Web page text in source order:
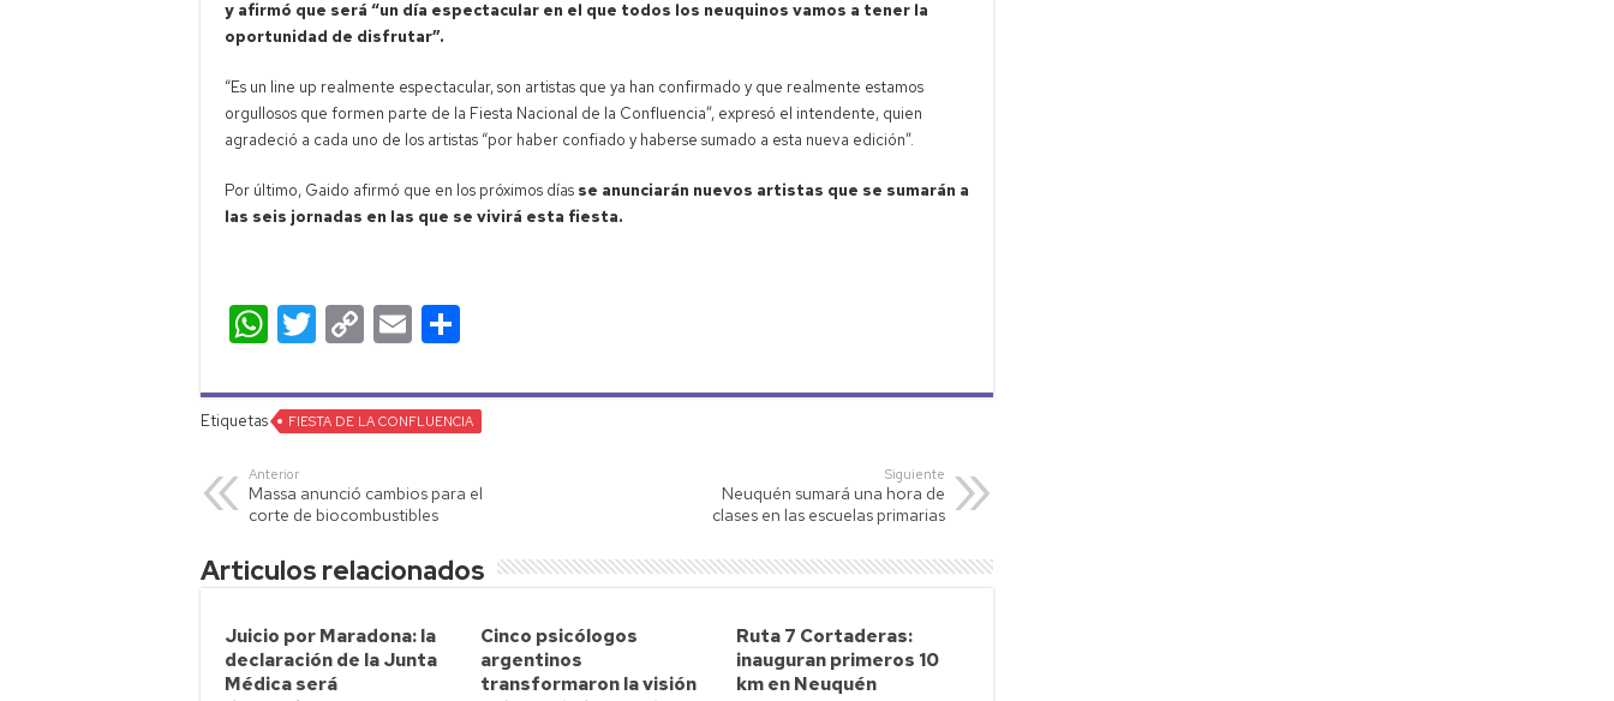
y afirmó que será “un día espectacular en el que todos los neuquinos vamos a tener la
oportunidad de disfrutar”.
“Es un line up realmente espectacular, son artistas que ya han confirmado y que realmente estamos
orgullosos que formen parte de la Fiesta Nacional de la Confluencia”, expresó el intendente, quien
agradeció a cada uno de los artistas “por haber confiado y haberse sumado a esta nueva edición”.
Por último, Gaido afirmó que en los próximos días se anunciarán nuevos artistas que se sumarán a
las seis jornadas en las que se vivirá esta fiesta.
W
h
at
s
A
p
p
T
wi
tt
er
C
o
p
y
nk
E
m
ail m
p
ar
tir
Etiquetas FIESTA DE LA CONFLUENCIA
Anterior
Massa anunció cambios para el
corte de biocombustibles
Siguiente
Neuquén sumará una hora de
clases en las escuelas primarias
Articulos relacionados
Juicio por Maradona: la
declaración de la Junta
Médica será
Cinco psicólogos
argentinos
transformaron la visión
Ruta 7 Cortaderas:
inauguran primeros 10
km en Neuquén